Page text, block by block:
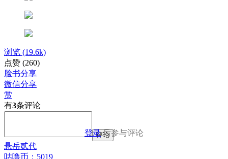
浏览 (19.6k)
点赞 (260)
脸书分享
微信分享
赏
有3条评论
登录后参与评论
评论
悬岳贰代
咕噜币：5019